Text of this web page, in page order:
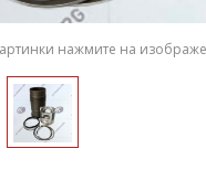
нажмите на